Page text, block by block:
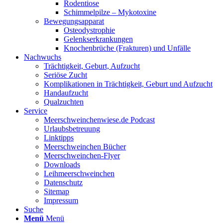
Rodentiose
Schimmelpilze – Mykotoxine
Bewegungsapparat
Osteodystrophie
Gelenkserkrankungen
Knochenbrüche (Frakturen) und Unfälle
Nachwuchs
Trächtigkeit, Geburt, Aufzucht
Seriöse Zucht
Komplikationen in Trächtigkeit, Geburt und Aufzucht
Handaufzucht
Qualzuchten
Service
Meerschweinchenwiese.de Podcast
Urlaubsbetreuung
Linktipps
Meerschweinchen Bücher
Meerschweinchen-Flyer
Downloads
Leihmeerschweinchen
Datenschutz
Sitemap
Impressum
Suche
Menü Menü